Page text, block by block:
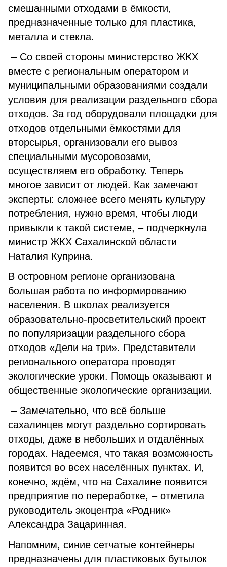
смешанными отходами в ёмкости,
предназначенные только для пластика,
металла и стекла.
– Со своей стороны министерство ЖКХ
вместе с региональным оператором и
муниципальными образованиями создали
условия для реализации раздельного сбора
отходов. За год оборудовали площадки для
отходов отдельными ёмкостями для
вторсырья, организовали его вывоз
специальными мусоровозами,
осуществляем его обработку. Теперь
многое зависит от людей. Как замечают
эксперты: сложнее всего менять культуру
потребления, нужно время, чтобы люди
привыкли к такой системе, – подчеркнула
министр ЖКХ Сахалинской области
Наталия Куприна.
В островном регионе организована
большая работа по информированию
населения. В школах реализуется
образовательно-просветительский проект
по популяризации раздельного сбора
отходов «Дели на три». Представители
регионального оператора проводят
экологические уроки. Помощь оказывают и
общественные экологические организации.
– Замечательно, что всё больше
сахалинцев могут раздельно сортировать
отходы, даже в небольших и отдалённых
городах. Надеемся, что такая возможность
появится во всех населённых пунктах. И,
конечно, ждём, что на Сахалине появится
предприятие по переработке, – отметила
руководитель экоцентра «Родник»
Александра Зацаринная.
Напомним, синие сетчатые контейнеры
предназначены для пластиковых бутылок